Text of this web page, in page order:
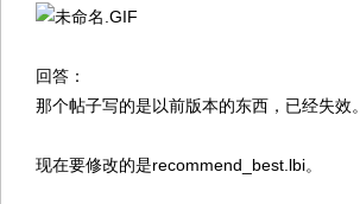
回答：
那个帖子写的是以前版本的东西，已经失效。
现在要修改的是recommend_best.lbi。